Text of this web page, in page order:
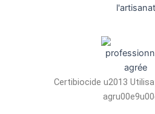
Certibiocide u2013